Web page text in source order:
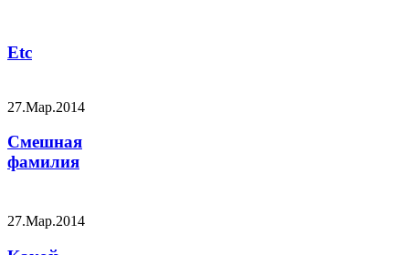
Etc
27.Мар.2014
Смешная
фамилия
27.Мар.2014